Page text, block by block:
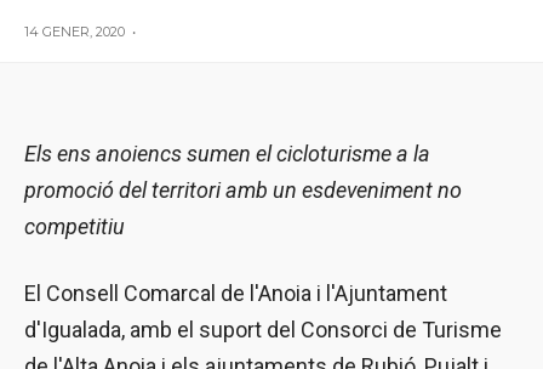
14 GENER, 2020 •
Els ens anoiencs sumen el cicloturisme a la
promoció del territori amb un esdeveniment no
competitiu
El Consell Comarcal de l'Anoia i l'Ajuntament
d'Igualada, amb el suport del Consorci de Turisme